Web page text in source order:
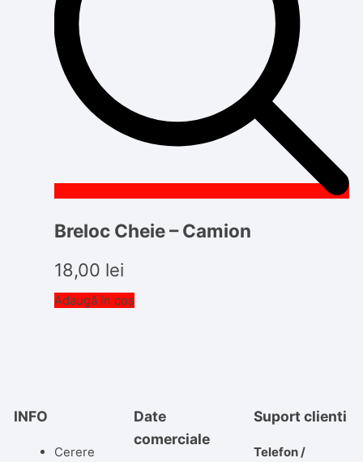
Breloc Cheie – Camion
18,00 lei
Adaugă în coș
INFO
Cerere
Date
comerciale
Suport clienti
Telefon /